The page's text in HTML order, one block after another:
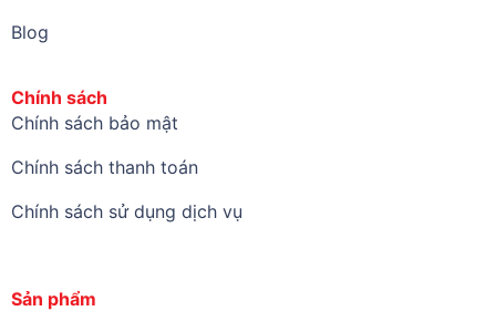
Blog
Chính sách
Chính sách bảo mật
Chính sách thanh toán
Chính sách sử dụng dịch vụ
Sản phẩm